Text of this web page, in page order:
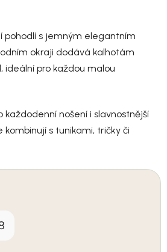
pohodlí s jemným elegantním
okraji dodává kalhotám
ideální pro každou malou
každodenní nošení i slavnostnější
s tunikami, tričky či